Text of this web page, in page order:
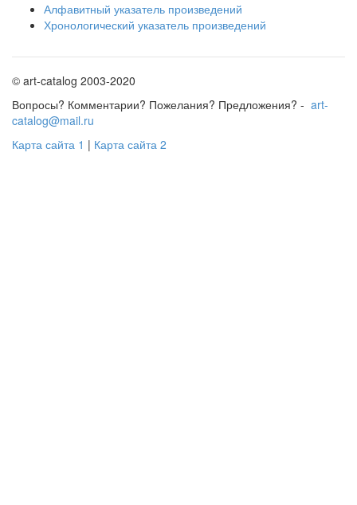
Алфавитный указатель произведений
Хронологический указатель произведений
© art-catalog 2003-2020
Вопросы? Комментарии? Пожелания? Предложения? - art-
catalog@mail.ru
Карта сайта 1 | Карта сайта 2